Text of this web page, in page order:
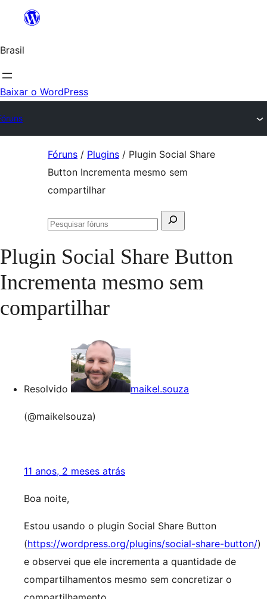
o
conteúdo
Brasil
Baixar o WordPress
Fóruns / Plugins / Plugin Social Share
Button Incrementa mesmo sem
compartilhar
Pesquisar
Pesquisar
Plugin Social Share Button
Incrementa mesmo sem
compartilhar
Resolvido maikel.souza
(@maikelsouza)
11 anos, 2 meses atrás
Boa noite,
Estou usando o plugin Social Share Button
(https://wordpress.org/plugins/social-share-button/)
e observei que ele incrementa a quantidade de
compartilhamentos mesmo sem concretizar o